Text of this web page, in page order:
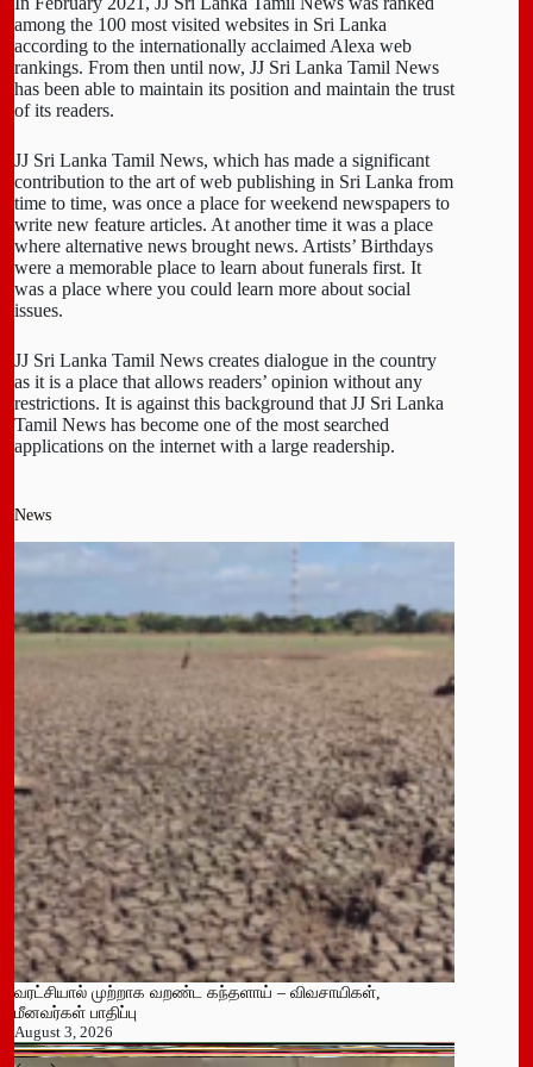
among the 100 most visited websites in Sri Lanka
according to the internationally acclaimed Alexa web
rankings. From then until now, JJ Sri Lanka Tamil News
has been able to maintain its position and maintain the trust
of its readers.
JJ Sri Lanka Tamil News, which has made a significant
contribution to the art of web publishing in Sri Lanka from
time to time, was once a place for weekend newspapers to
write new feature articles. At another time it was a place
where alternative news brought news. Artists’ Birthdays
were a memorable place to learn about funerals first. It
was a place where you could learn more about social
issues.
JJ Sri Lanka Tamil News creates dialogue in the country
as it is a place that allows readers’ opinion without any
restrictions. It is against this background that JJ Sri Lanka
Tamil News has become one of the most searched
applications on the internet with a large readership.
News
வரட்சியால் முற்றாக வறண்ட கந்தளாய் – விவசாயிகள்,
மீனவர்கள் பாதிப்பு
August 3, 2026